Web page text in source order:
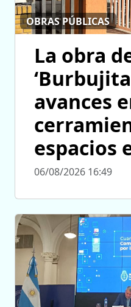
OBRAS PÚBLICAS
La obra
avances
espacios
06/08/2026 16:49